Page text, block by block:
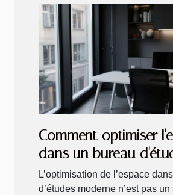
Comment optimiser
dans un bureau
moderne ?
L’optimisation de l’espace
d’études moderne n’est pas